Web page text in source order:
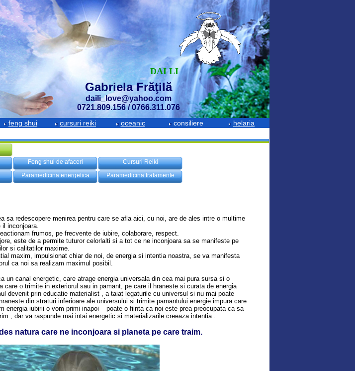
DAI LI
Gabriela Frăţilă
daili_love@yahoo.com
0721.809.156 / 0766.311.076
feng shui cursuri reiki oceanic consiliere helaria
Feng shui de afaceri
Cursuri Reiki
Paramedicina energetica Paramedicina tratamente
sa redescopere menirea pentru care se afla aici, cu noi, are de ales intre o multime
il inconjoara.
frumos, pe frecvente de iubire, colaborare, respect.
este de a permite tuturor celorlalti si a tot ce ne inconjoara sa se manifeste pe
si calitatilor maxime.
maxim, impulsionat chiar de noi, de energia si intentia noastra, se va manifesta
ca noi sa realizam maximul posibil.
un canal energetic, care atrage energia universala din cea mai pura sursa si o
care o trimite in exteriorul sau in pamant, pe care il hraneste si curata de energia
devenit prin educatie materialist , a taiat legaturile cu universul si nu mai poate
din straturi inferioare ale universului si trimite pamantului energie impura care
energia iubirii o vom primi inapoi – poate o fiinta ca noi este prea preocupata ca sa
, dar va raspunde mai intai energetic si materializarile creeaza intentia .
natura care ne inconjoara si planeta pe care traim.